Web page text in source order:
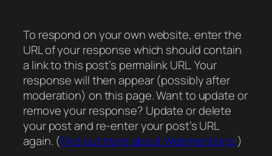
To respond on your own website, enter the
URL of your response which should contain
a link to this post’s permalink URL. Your
response will then appear (possibly after
moderation) on this page. Want to update or
remove your response? Update or delete
your post and re-enter your post’s URL
again. (Find out more about Webmentions.)